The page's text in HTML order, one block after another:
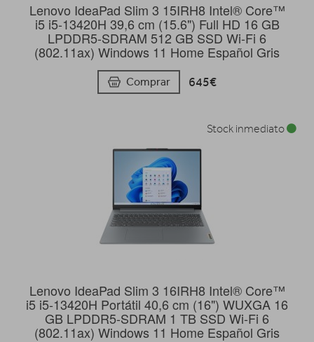
Lenovo IdeaPad Slim 3 15IRH8 Intel® Core™
i5 i5-13420H 39,6 cm (15.6") Full HD 16 GB
LPDDR5-SDRAM 512 GB SSD Wi-Fi 6
(802.11ax) Windows 11 Home Español Gris
Comprar 645€
Lenovo IdeaPad Slim 3 16IRH8 Intel® Core™
i5 i5-13420H Portátil 40,6 cm (16") WUXGA 16
GB LPDDR5-SDRAM 1 TB SSD Wi-Fi 6
(802.11ax) Windows 11 Home Español Gris
Stock inmediato